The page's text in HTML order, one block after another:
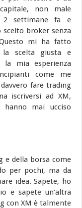
non male
2 settimane fa e
broker senza
mi ha fatto
scelta giusta e
la mia esperienza
come me
fare trading
iscriversi ad XM,
mai ucciso
e della borsa come
per pochi, ma da
idea. Sapete, ho
e sapete un’altra
con XM è talmente